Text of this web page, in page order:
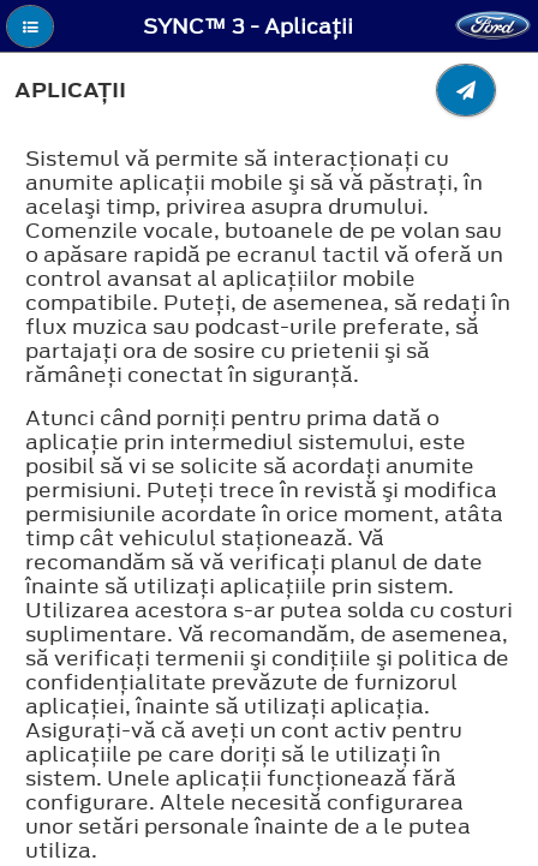
SYNC™ 3 - Aplicaţii
APLICAŢII
Sistemul vă permite să interacţionaţi cu
anumite aplicaţii mobile şi să vă păstraţi, în
acelaşi timp, privirea asupra drumului.
Comenzile vocale, butoanele de pe volan sau
o apăsare rapidă pe ecranul tactil vă oferă un
control avansat al aplicaţiilor mobile
compatibile. Puteţi, de asemenea, să redaţi în
flux muzica sau podcast-urile preferate, să
partajaţi ora de sosire cu prietenii şi să
rămâneţi conectat în siguranţă.
Atunci când porniţi pentru prima dată o
aplicaţie prin intermediul sistemului, este
posibil să vi se solicite să acordaţi anumite
permisiuni. Puteţi trece în revistă şi modifica
permisiunile acordate în orice moment, atâta
timp cât vehiculul staţionează. Vă
recomandăm să vă verificaţi planul de date
înainte să utilizaţi aplicaţiile prin sistem.
Utilizarea acestora s-ar putea solda cu costuri
suplimentare. Vă recomandăm, de asemenea,
să verificaţi termenii şi condiţiile şi politica de
confidenţialitate prevăzute de furnizorul
aplicaţiei, înainte să utilizaţi aplicaţia.
Asiguraţi-vă că aveţi un cont activ pentru
aplicaţiile pe care doriţi să le utilizaţi în
sistem. Unele aplicaţii funcţionează fără
configurare. Altele necesită configurarea
unor setări personale înainte de a le putea
utiliza.